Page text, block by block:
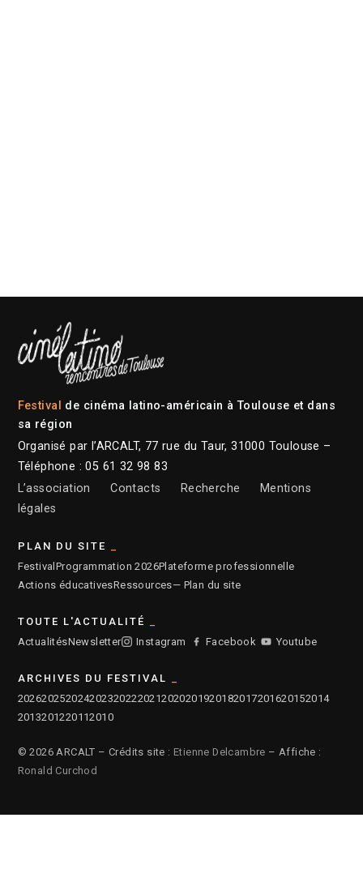
Festival de cinéma latino-américain à Toulouse et dans
sa région
Organisé par l’ARCALT, 77 rue du Taur, 31000 Toulouse –
Téléphone : 05 61 32 98 83
L’association
Contacts Recherche
Mentions
légales
PLAN DU SITE
Festival Programmation 2026Plateforme professionnelle
Actions éducativesRessources— Plan du site
TOUTE L'ACTUALITÉ
ActualitésNewsletter Instagram Facebook Youtube
ARCHIVES DU FESTIVAL
2026202520242023202220212020201920182017201620152014
2013201220112010
© 2026 ARCALT – Crédits site : Etienne Delcambre – Affiche :
Ronald Curchod